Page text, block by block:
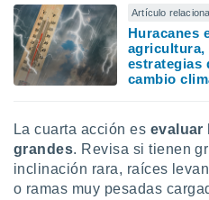
publicidad
de
Artículo
Huracanes
agricultura,
estrategias
cambio
La cuarta acción es evaluar
grandes. Revisa si tienen
inclinación rara, raíces
o ramas muy pesadas